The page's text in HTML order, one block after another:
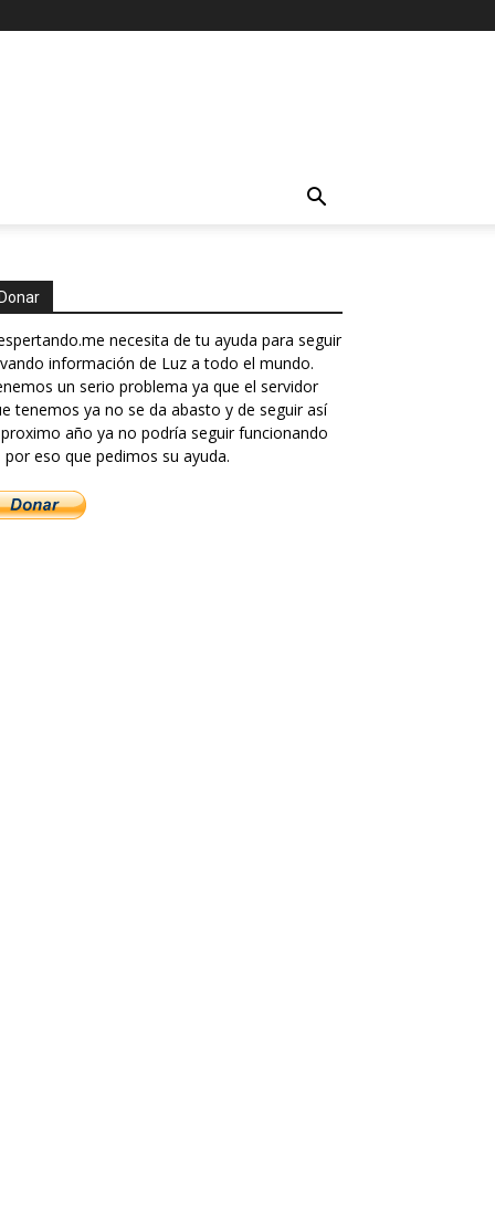
necesita de tu ayuda para seguir
información de Luz a todo el mundo.
un serio problema ya que el servidor
tenemos ya no se da abasto y de seguir así
año ya no podría seguir funcionando
por eso que pedimos su ayuda.